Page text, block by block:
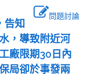
問題討論
告知
，導致附近河
廠限期30日內
局卻於事發兩